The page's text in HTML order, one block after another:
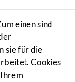
einen sind
sie für die
Cookies